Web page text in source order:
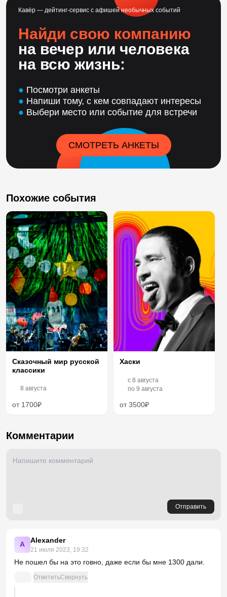
Кавёр — дейтинг-сервис с афишей необычных событий
Найди свою компанию
на вечер или человека
на всю жизнь:
● Посмотри анкеты
● Напиши тому, с кем совпадают интересы
● Выбери место или событие для встречи
СМОТРЕТЬ АНКЕТЫ
Похожие события
Сказочный мир русской
классики
8 августа
от 1700₽
Хаски
c 8 августа
по 9 августа
от 3500₽
Комментарии
Отправить
A Alexander
21 июля 2023, 19:32
Не пошел бы на это говно, даже если бы мне 1300 дали.
ОтветитьСвернуть